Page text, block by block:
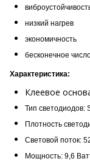
низкий нагрев
экономичность
бесконечное
Характеристика:
Клеевое
Тип светодиодов:
Плотность
Световой поток:
Мощность: 9,6